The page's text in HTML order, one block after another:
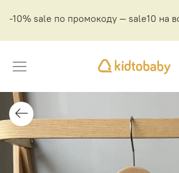
-10% sale по промокоду — sale10 на